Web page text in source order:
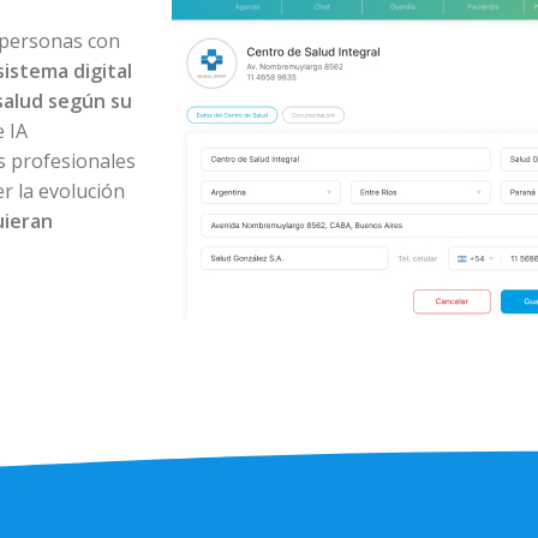
con
digital
según su
IA
profesionales
la evolución